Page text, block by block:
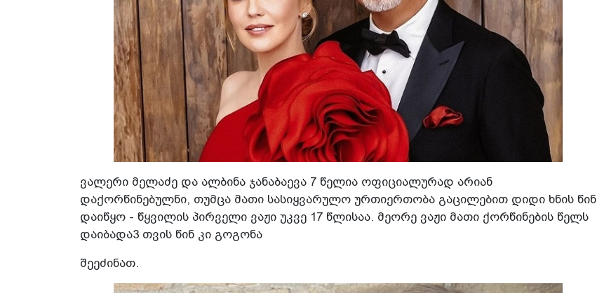
ვალერი მელაძე და ალბინა ჯანაბაევა 7 წელია ოფიციალურად არიან
დაქორწინებულნი, თუმცა მათი სასიყვარულო ურთიერთობა გაცილებით დიდი ხნის წინ
დაიწყო - წყვილის პირველი ვაჟი უკვე 17 წლისაა. მეორე ვაჟი მათი ქორწინების წელს
დაიბადა3 თვის წინ კი გოგონა
შეეძინათ.